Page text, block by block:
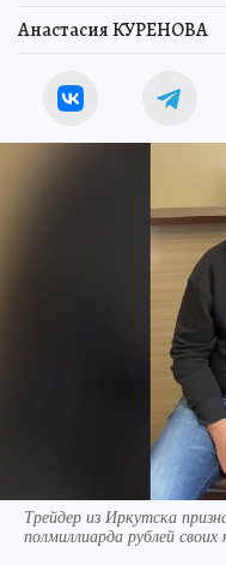
Анастасия КУРЕНОВА
Трейдер из Иркутска
полмиллиарда рублей